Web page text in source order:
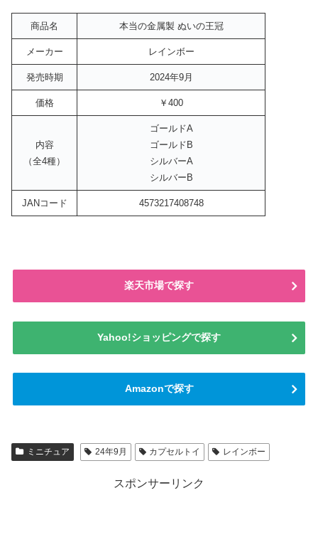
商品名 本当の金属製 ぬいの王冠
メーカー レインボー
発売時期 2024年9月
価格 ￥400
内容
（全4種）
ゴールドA
ゴールドB
シルバーA
シルバーB
JANコード 4573217408748
楽天市場で探す
Yahoo!ショッピングで探す
Amazonで探す
ミニチュア 24年9月 カプセルトイ レインボー
スポンサーリンク